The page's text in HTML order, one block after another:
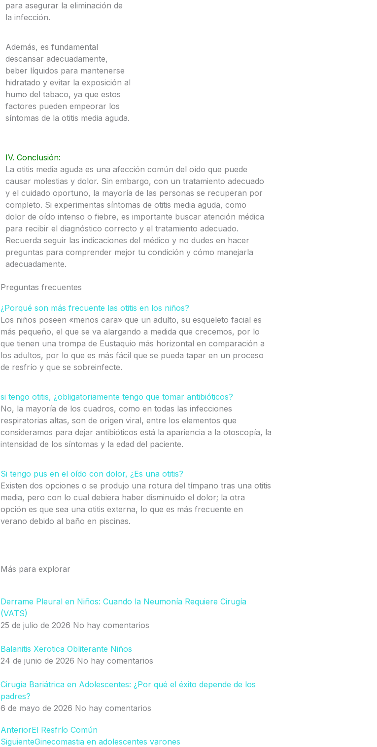
para asegurar la eliminación de
la infección.
Además, es fundamental
descansar adecuadamente,
beber líquidos para mantenerse
hidratado y evitar la exposición al
humo del tabaco, ya que estos
factores pueden empeorar los
síntomas de la otitis media aguda.
IV. Conclusión:
La otitis media aguda es una afección común del oído que puede
causar molestias y dolor. Sin embargo, con un tratamiento adecuado
y el cuidado oportuno, la mayoría de las personas se recuperan por
completo. Si experimentas síntomas de otitis media aguda, como
dolor de oído intenso o fiebre, es importante buscar atención médica
para recibir el diagnóstico correcto y el tratamiento adecuado.
Recuerda seguir las indicaciones del médico y no dudes en hacer
preguntas para comprender mejor tu condición y cómo manejarla
adecuadamente.
Preguntas frecuentes
¿Porqué son más frecuente las otitis en los niños?
Los niños poseen «menos cara» que un adulto, su esqueleto facial es
más pequeño, el que se va alargando a medida que crecemos, por lo
que tienen una trompa de Eustaquio más horizontal en comparación a
los adultos, por lo que es más fácil que se pueda tapar en un proceso
de resfrío y que se sobreinfecte.
si tengo otitis, ¿obligatoriamente tengo que tomar antibióticos?
No, la mayoría de los cuadros, como en todas las infecciones
respiratorias altas, son de origen viral, entre los elementos que
consideramos para dejar antibióticos está la apariencia a la otoscopía, la
intensidad de los síntomas y la edad del paciente.
Si tengo pus en el oído con dolor, ¿Es una otitis?
Existen dos opciones o se produjo una rotura del tímpano tras una otitis
media, pero con lo cual debiera haber disminuido el dolor; la otra
opción es que sea una otitis externa, lo que es más frecuente en
verano debido al baño en piscinas.
Más para explorar
Derrame Pleural en Niños: Cuando la Neumonía Requiere Cirugía
(VATS)
25 de julio de 2026 No hay comentarios
Balanitis Xerotica Obliterante Niños
24 de junio de 2026 No hay comentarios
Cirugía Bariátrica en Adolescentes: ¿Por qué el éxito depende de los
padres?
6 de mayo de 2026 No hay comentarios
Ant
AnteriorEl Resfrío Común
SiguienteGinecomastia en adolescentes varones